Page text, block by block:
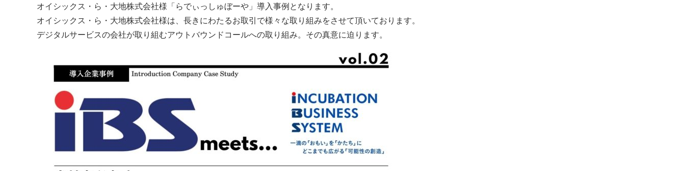
オイシックス・ら・大地株式会社様「らでぃっしゅぼーや」導入事例となります。
オイシックス・ら・大地株式会社様は、長きにわたるお取引で様々な取り組みをさせて頂いております。
デジタルサービスの会社が取り組むアウトバウンドコールへの取り組み。その真意に迫ります。